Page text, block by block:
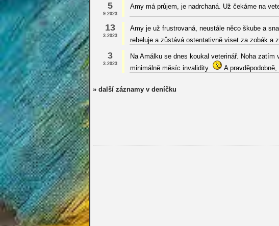
5
9.2023
Amy má průjem, je nadrchaná. Už čekáme na
13
3.2023
Amy je už frustrovaná, neustále něco škube a
rebeluje a zůstává ostentativně viset za zobák a
3
3.2023
Na Amálku se dnes koukal veterinář. Noha
minimálně měsíc invalidity.
A
» další záznamy v deníčku